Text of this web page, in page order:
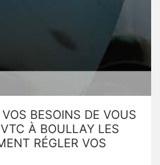
BESOINS DE VOUS
À BOULLAY LES
RÉGLER VOS